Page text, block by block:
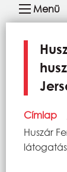
navigáció
Menü
Morzsa
Címlap
Current:
Huszár